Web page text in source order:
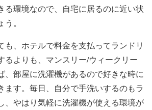
る環境なので、自宅に居るのに近い状
。
も、ホテルで料金を支払ってランドリ
るよりも、マンスリー/ウィークリー
、部屋に洗濯機があるので好きな時に
ます。毎日、自分で手洗いするのもラ
、やはり気軽に洗濯機が使える環境が